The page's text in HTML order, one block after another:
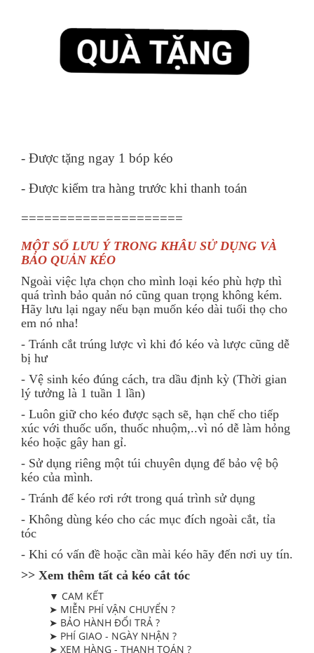
- Được tặng ngay 1 bóp kéo
- Được kiểm tra hàng trước khi thanh toán
=====================
MỘT SỐ LƯU Ý TRONG KHÂU SỬ DỤNG VÀ
BẢO QUẢN KÉO
Ngoài việc lựa chọn cho mình loại kéo phù hợp thì
quá trình bảo quản nó cũng quan trọng không kém.
Hãy lưu lại ngay nếu bạn muốn kéo dài tuổi thọ cho
em nó nha!
- Tránh cắt trúng lược vì khi đó kéo và lược cũng dễ
bị hư
- Vệ sinh kéo đúng cách, tra dầu định kỳ (Thời gian
lý tưởng là 1 tuần 1 lần)
- Luôn giữ cho kéo được sạch sẽ, hạn chế cho tiếp
xúc với thuốc uốn, thuốc nhuộm,..vì nó dễ làm hỏng
kéo hoặc gây han gỉ.
- Sử dụng riêng một túi chuyên dụng để bảo vệ bộ
kéo của mình.
- Tránh để kéo rơi rớt trong quá trình sử dụng
- Không dùng kéo cho các mục đích ngoài cắt, tỉa
tóc
- Khi có vấn đề hoặc cần mài kéo hãy đến nơi uy tín.
>> Xem thêm tất cả kéo cắt tóc
▼ CAM KẾT
➤ MIỄN PHÍ VẬN CHUYỂN ?
➤ BẢO HÀNH ĐỔI TRẢ ?
➤ PHÍ GIAO - NGÀY NHẬN ?
➤ XEM HÀNG - THANH TOÁN ?